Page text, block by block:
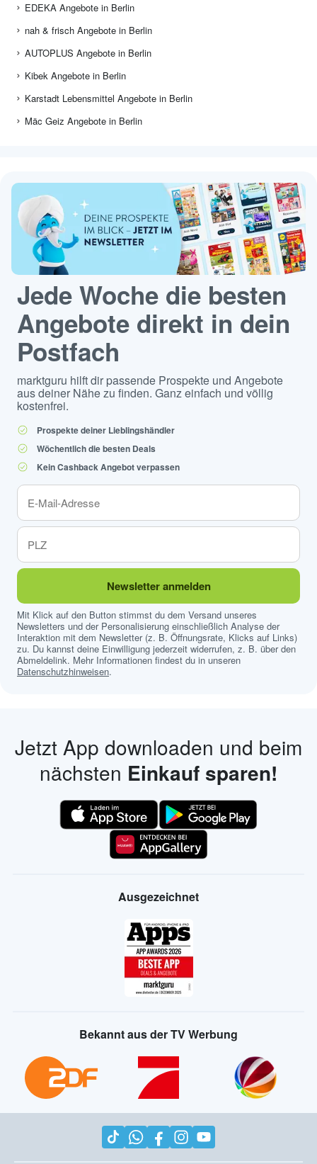
EDEKA Angebote in Berlin
nah & frisch Angebote in Berlin
AUTOPLUS Angebote in Berlin
Kibek Angebote in Berlin
Karstadt Lebensmittel Angebote in Berlin
Mäc Geiz Angebote in Berlin
Jede Woche die besten
Angebote direkt in dein
Postfach
marktguru hilft dir passende Prospekte und Angebote
aus deiner Nähe zu finden. Ganz einfach und völlig
kostenfrei.
Prospekte deiner Lieblingshändler
Wöchentlich die besten Deals
Kein Cashback Angebot verpassen
Newsletter anmelden
Mit Klick auf den Button stimmst du dem Versand unseres
Newsletters und der Personalisierung einschließlich Analyse der
Interaktion mit dem Newsletter (z. B. Öffnungsrate, Klicks auf Links)
zu. Du kannst deine Einwilligung jederzeit widerrufen, z. B. über den
Abmeldelink. Mehr Informationen findest du in unseren
Datenschutzhinweisen.
Jetzt App downloaden und beim
nächsten Einkauf sparen!
Ausgezeichnet
Bekannt aus der TV Werbung